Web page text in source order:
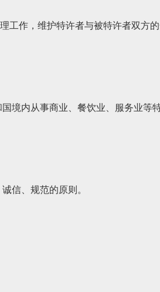
工作，维护特许者与被特许者双方
境内从事商业、餐饮业、服务业等
信、规范的原则。